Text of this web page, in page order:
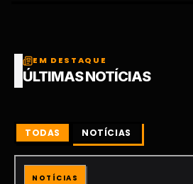
EM DESTAQUE
ÚLTIMAS NOTÍCIAS
TODAS NOTÍCIAS
NOTÍCIAS